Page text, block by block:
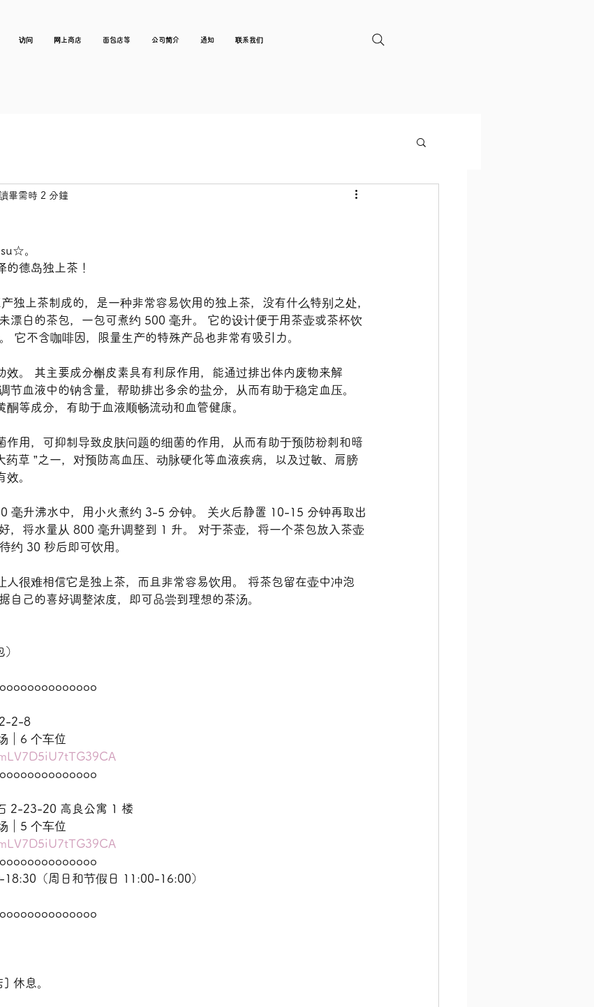
访问 网上商店 面包店等 公司简介 通知 联系我们
畢需時 2 分鐘
。
的德岛独上茶！
独上茶制成的，是一种非常容易饮用的独上茶，没有什么特别之处，
漂白的茶包，一包可煮约 500 毫升。 它的设计便于用茶壶或茶杯饮
它不含咖啡因，限量生产的特殊产品也非常有吸引力。
效。 其主要成分槲皮素具有利尿作用，能通过排出体内废物来解
节血液中的钠含量，帮助排出多余的盐分，从而有助于稳定血压。
酮等成分，有助于血液顺畅流动和血管健康。
作用，可抑制导致皮肤问题的细菌的作用，从而有助于预防粉刺和暗
药草 ”之一，对预防高血压、动脉硬化等血液疾病，以及过敏、肩膀
。
毫升沸水中，用小火煮约 3-5 分钟。 关火后静置 10-15 分钟再取出
，将水量从 800 毫升调整到 1 升。 对于茶壶，将一个茶包放入茶壶
约 30 秒后即可饮用。
人很难相信它是独上茶，而且非常容易饮用。 将茶包留在壶中冲泡
自己的喜好调整浓度，即可品尝到理想的茶汤。
2-2-8
｜6 个车位
2-23-20 高良公寓 1 楼
｜5 个车位
（周日和节假日 11:00-16:00）
休息。